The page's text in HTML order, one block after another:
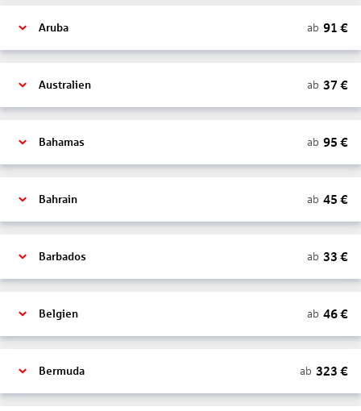
Aruba ab 91 €
Australien ab 37 €
Bahamas ab 95 €
Bahrain ab 45 €
Barbados ab 33 €
Belgien ab 46€
Bermuda ab 323 €